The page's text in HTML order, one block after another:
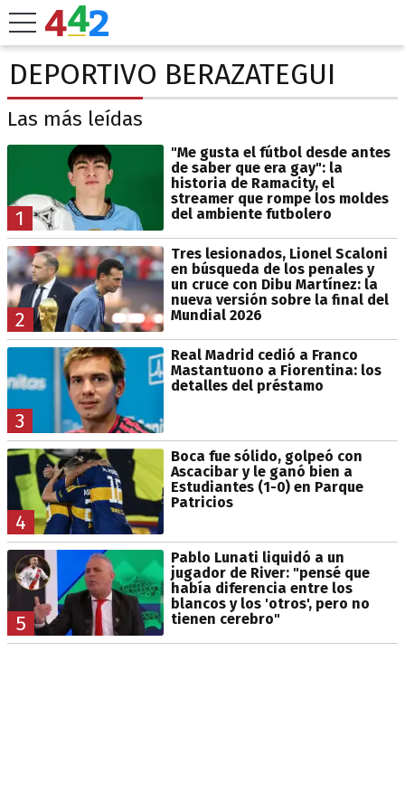
DEPORTIVO BERAZATEGUI
Las más leídas
1
"Me gusta el fútbol desde antes
de saber que era gay": la
historia de Ramacity, el
streamer que rompe los moldes
del ambiente futbolero
2
Tres lesionados, Lionel Scaloni
en búsqueda de los penales y
un cruce con Dibu Martínez: la
nueva versión sobre la final del
Mundial 2026
3
Real Madrid cedió a Franco
Mastantuono a Fiorentina: los
detalles del préstamo
4
Boca fue sólido, golpeó con
Ascacibar y le ganó bien a
Estudiantes (1-0) en Parque
Patricios
5
Pablo Lunati liquidó a un
jugador de River: "pensé que
había diferencia entre los
blancos y los 'otros', pero no
tienen cerebro"